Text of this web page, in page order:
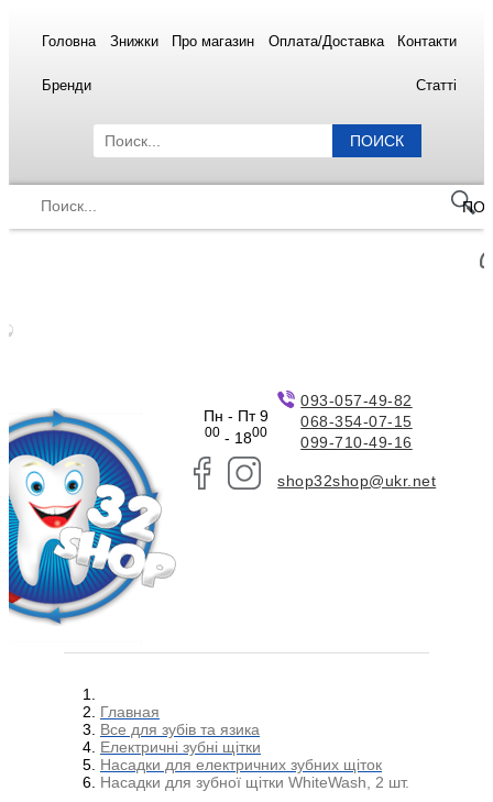
Головна Знижки Про магазин Оплата/Доставка Контакти
Бренди Статті
ПОИСК
Пн - Пт 9
00- 1800
093-057-49-82
068-354-07-15
099-710-49-16
shop32shop@ukr.net
Главная
Все для зубів та язика
Електричні зубні щітки
Насадки для електричних зубних щіток
Насадки для зубної щітки WhiteWash, 2 шт.